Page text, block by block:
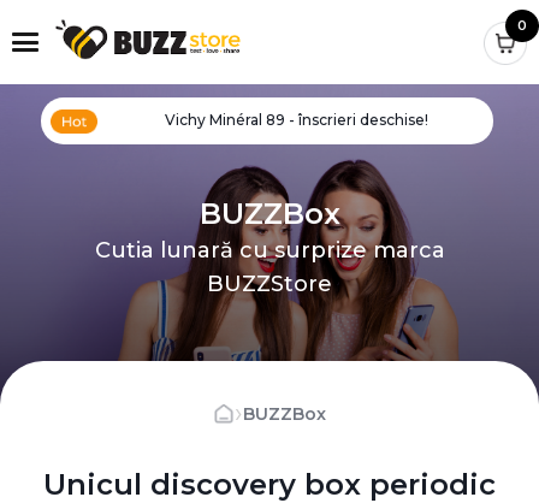
0
Vichy Minéral 89 - înscrieri deschise!
BUZZBox
Cutia lunară cu surprize marca
BUZZStore
›BUZZBox
Unicul discovery box periodic